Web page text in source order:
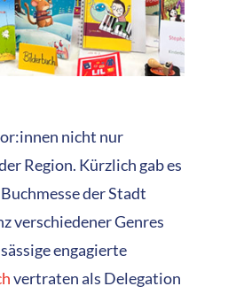
nicht nur
Region. Kürzlich gab es
der Stadt
verschiedener Genres
engagierte
vertraten als Delegation